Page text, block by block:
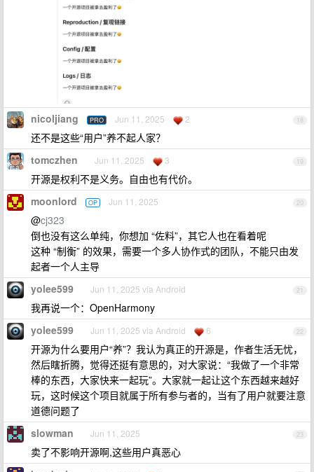
18
nicoljiang PRO Jun 11, 2025 2
还不是这些“用户”养不起人家？
19
tomczhen Jun 11, 2025 3
开源是权利不是义务。自由也有代价。
20
moonlord OP Jun 11, 2025
@cj323
倒也没有这么单纯，你想加 “佐料”，其它人也在看着呢
这种 “制衡” 的效果，需要一个多人协作式的团队，不能只由发
起者一个人主导
21
yolee599 Jun 11, 2025 via Android
我再说一个：OpenHarmony
22
yolee599 Jun 11, 2025 via Android 6
开源为什么要用户“养”？我认为真正的开源是，作者生活无忧，
然后瞎折腾，觉得还挺有意思的，对大家说：“我做了一个非常
棒的东西，大家快来一起玩”。大家就一起让这个东西越来越好
玩，这时候这个项目就属于所有参与者的，当有了用户就要注意
道德问题了
23
slowman Jun 11, 2025
卖了不影响开源啊,这些用户真恶心